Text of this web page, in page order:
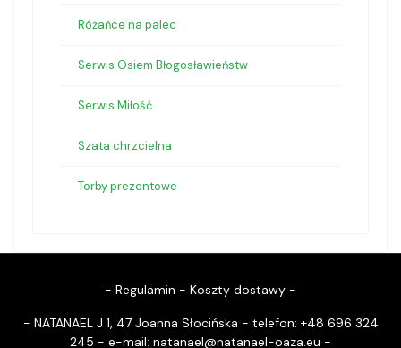
Różańce na palec
Serwis Osiem Błogosławieństw
Serwis Miłość
Szata chrzcielna
Torby prezentowe
- Regulamin - Koszty dostawy -
- NATANAEL J 1, 47 Joanna Słocińska - telefon: +48 696 324
245 - e-mail: natanael@natanael-oaza.eu -